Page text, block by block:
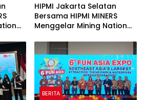
HIPMI Jakarta Selatan
Bersama HIPMI MINERS
Menggelar Mining Nation
Indah Golf Jakarta
BERITA